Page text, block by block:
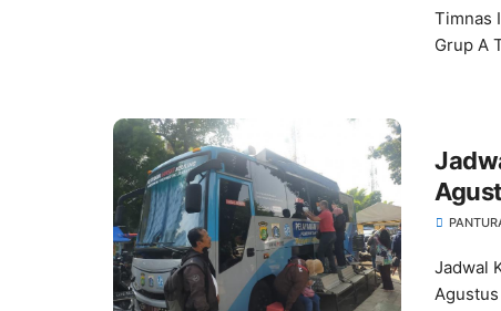
Timnas
Grup A
Jadwal